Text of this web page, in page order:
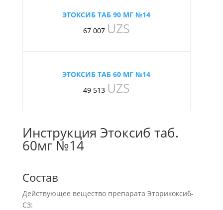
ЭТОКСИБ ТАБ 90 МГ №14
67 007 UZS
ЭТОКСИБ ТАБ 60 МГ №14
49 513 UZS
Инструкция Этоксиб таб.
60мг №14
Состав
Действующее вещество препарата Эторикоксиб-
СЗ: